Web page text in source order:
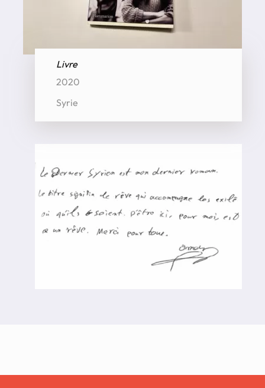
Livre
2020
Syrie